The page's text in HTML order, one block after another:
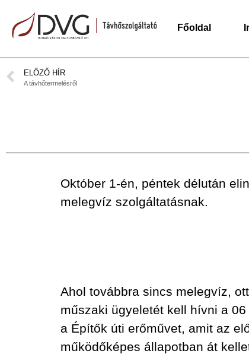
Főoldal
ELŐZŐ HÍR
A távhőtermelésről
Október 1-én, péntek délután
melegvíz szolgáltatásnak.
Ahol továbbra sincs melegvíz,
műszaki ügyeletét kell hívni a
a Építők úti erőművet, amit az
működőképes állapotban át